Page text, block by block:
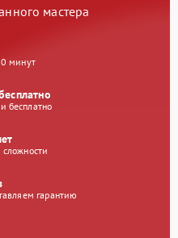
мастера
минут
бесплатно
гарантию